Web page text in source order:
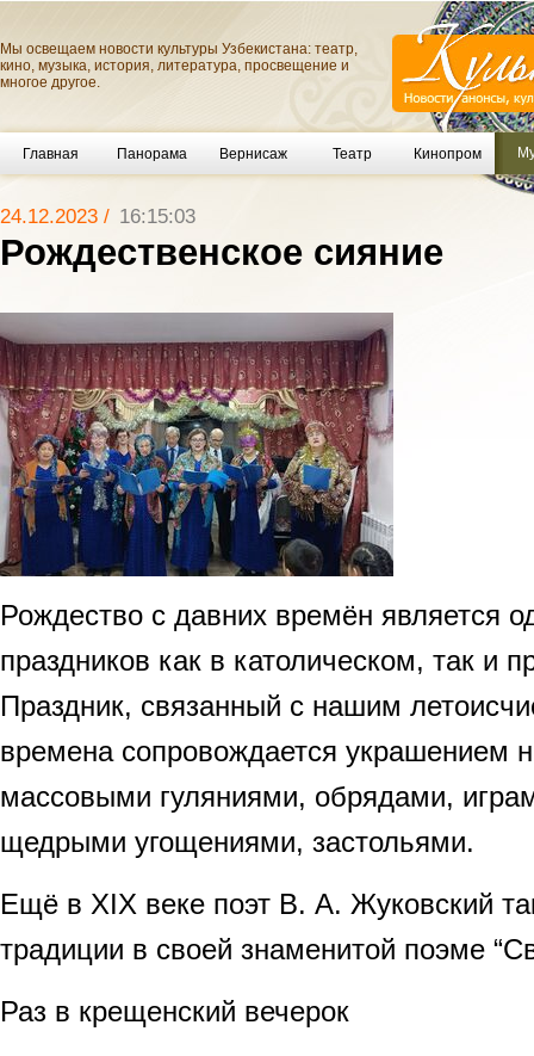
Мы освещаем новости культуры Узбекистана: театр,
кино, музыка, история, литература, просвещение и
многое другое.
Главная Панорама Вернисаж Театр Кинопром
24.12.2023 / 16:15:03
Рождественское сияние
Рождество с давних времён является
праздников как в католическом, так и
Праздник, связанный с нашим
времена сопровождается украшением
массовыми гуляниями, обрядами,
щедрыми угощениями, застольями.
Ещё в ХIХ веке поэт В. А. Жуковский
традиции в своей знаменитой поэме
Раз в крещенский вечерок